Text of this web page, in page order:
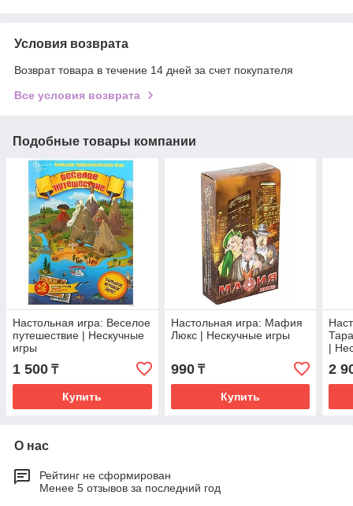
Условия возврата
Возврат товара в течение 14 дней за счет покупателя
Все условия возврата
Подобные товары компании
Настольная игра: Веселое
путешествие | Нескучные
игры
1 500 ₸
Купить
Настольная игра: Мафия
Люкс | Нескучные игры
990₸
Купить
|
2
О нас
Рейтинг не сформирован
Менее 5 отзывов за последний год